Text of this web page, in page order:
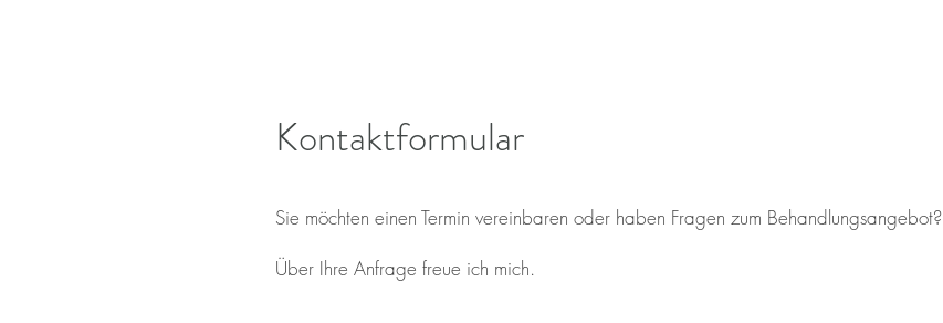
Kontaktformular
Sie möchten einen Termin vereinbaren oder haben Fragen zum Behandlungsangebot?
Über Ihre Anfrage freue ich mich.